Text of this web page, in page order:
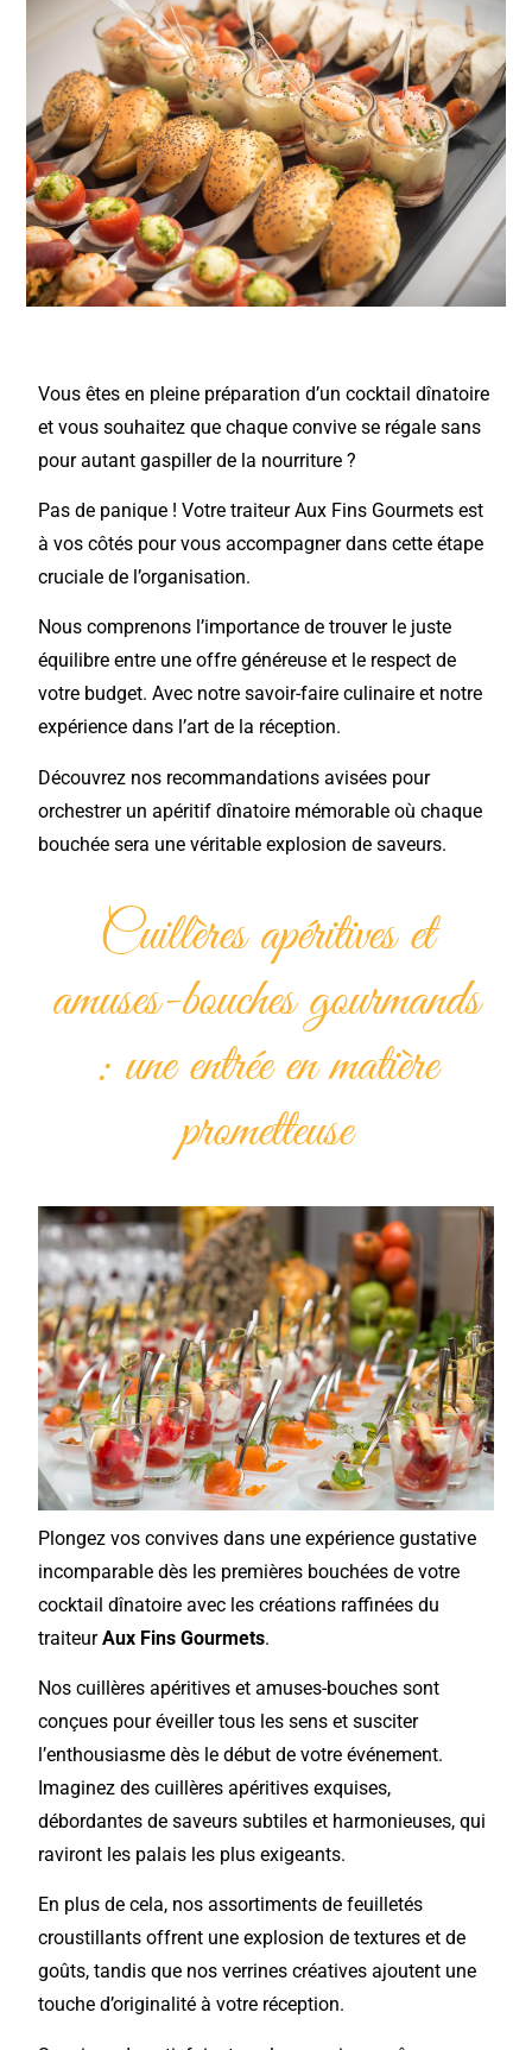
Vous êtes en pleine préparation d’un cocktail dînatoire
et vous souhaitez que chaque convive se régale sans
pour autant gaspiller de la nourriture ?
Pas de panique ! Votre traiteur Aux Fins Gourmets est
à vos côtés pour vous accompagner dans cette étape
cruciale de l’organisation.
Nous comprenons l’importance de trouver le juste
équilibre entre une offre généreuse et le respect de
votre budget. Avec notre savoir-faire culinaire et notre
expérience dans l’art de la réception.
Découvrez nos recommandations avisées pour
orchestrer un apéritif dînatoire mémorable où chaque
bouchée sera une véritable explosion de saveurs.
Cuillères apéritives et
amuses-bouches gourmands
: une entrée en matière
prometteuse
Plongez vos convives dans une expérience gustative
incomparable dès les premières bouchées de votre
cocktail dînatoire avec les créations raffinées du
traiteurAux Fins Gourmets.
Nos cuillères apéritives et amuses-bouches sont
conçues pour éveiller tous les sens et susciter
l’enthousiasme dès le début de votre événement.
Imaginez des cuillères apéritives exquises,
débordantes de saveurs subtiles et harmonieuses, qui
raviront les palais les plus exigeants.
En plus de cela, nos assortiments de feuilletés
croustillants offrent une explosion de textures et de
goûts, tandis que nos verrines créatives ajoutent une
touche d’originalité à votre réception.